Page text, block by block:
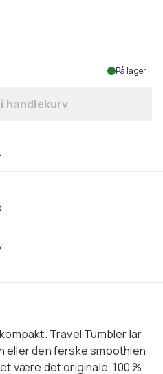
På lager
Legg 24Bottles
handlekurv
Travel Tumbler lar
eller den ferske smoothien
være det originale, 100 %